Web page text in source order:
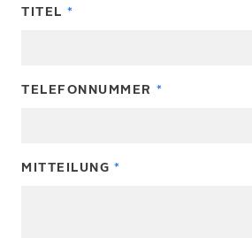
TITEL
TELEFONNUMMER
MITTEILUNG